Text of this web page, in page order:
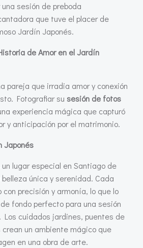
sesión de preboda
que tuve el placer de
Jardín Japonés.
de Amor en el Jardín
pareja que irradia amor y conexión
Fotografiar su sesión de fotos
experiencia mágica que capturó
y anticipación por el matrimonio.
Japonés
lugar especial en Santiago de
única y serenidad. Cada
precisión y armonía, lo que lo
fondo perfecto para una sesión
Los cuidados jardines, puentes de
un ambiente mágico que
en una obra de arte.